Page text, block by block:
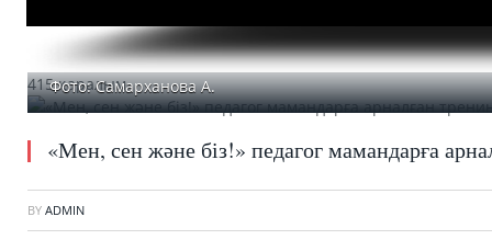
415 қаралым
Фото: Самарханова А.
«Мен, сен және біз!» педагог мамандарға
BY ADMIN